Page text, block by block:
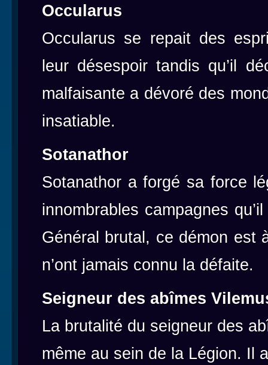
Occularus
Occularus se repait des
leur désespoir tandis qu’il
malfaisante a dévoré des
insatiable.
Sotanathor
Sotanathor a forgé sa force
innombrables campagnes
Général brutal, ce démon est
n’ont jamais connu la défaite.
Seigneur des abîmes
La brutalité du seigneur des
même au sein de la Légion. Il